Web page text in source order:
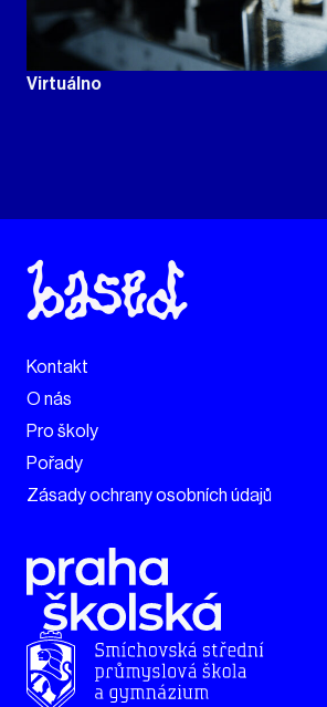
Virtuálno
Kontakt
O nás
Pro školy
Pořady
Zásady ochrany osobních údajů